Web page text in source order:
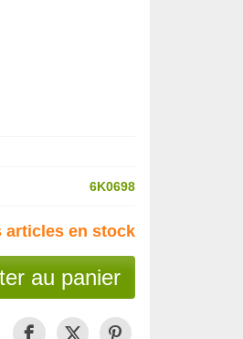
6K0698
articles en stock
au panier